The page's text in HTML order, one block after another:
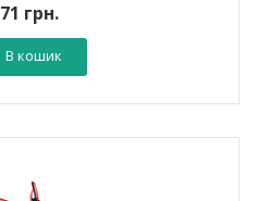
грн.
В кошик